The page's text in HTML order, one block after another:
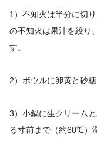
1）不知火は半分に切
の不知火は果汁を絞り
す。
2）ボウルに卵黄と砂
3）小鍋に生クリーム
る寸前まで（約60℃）